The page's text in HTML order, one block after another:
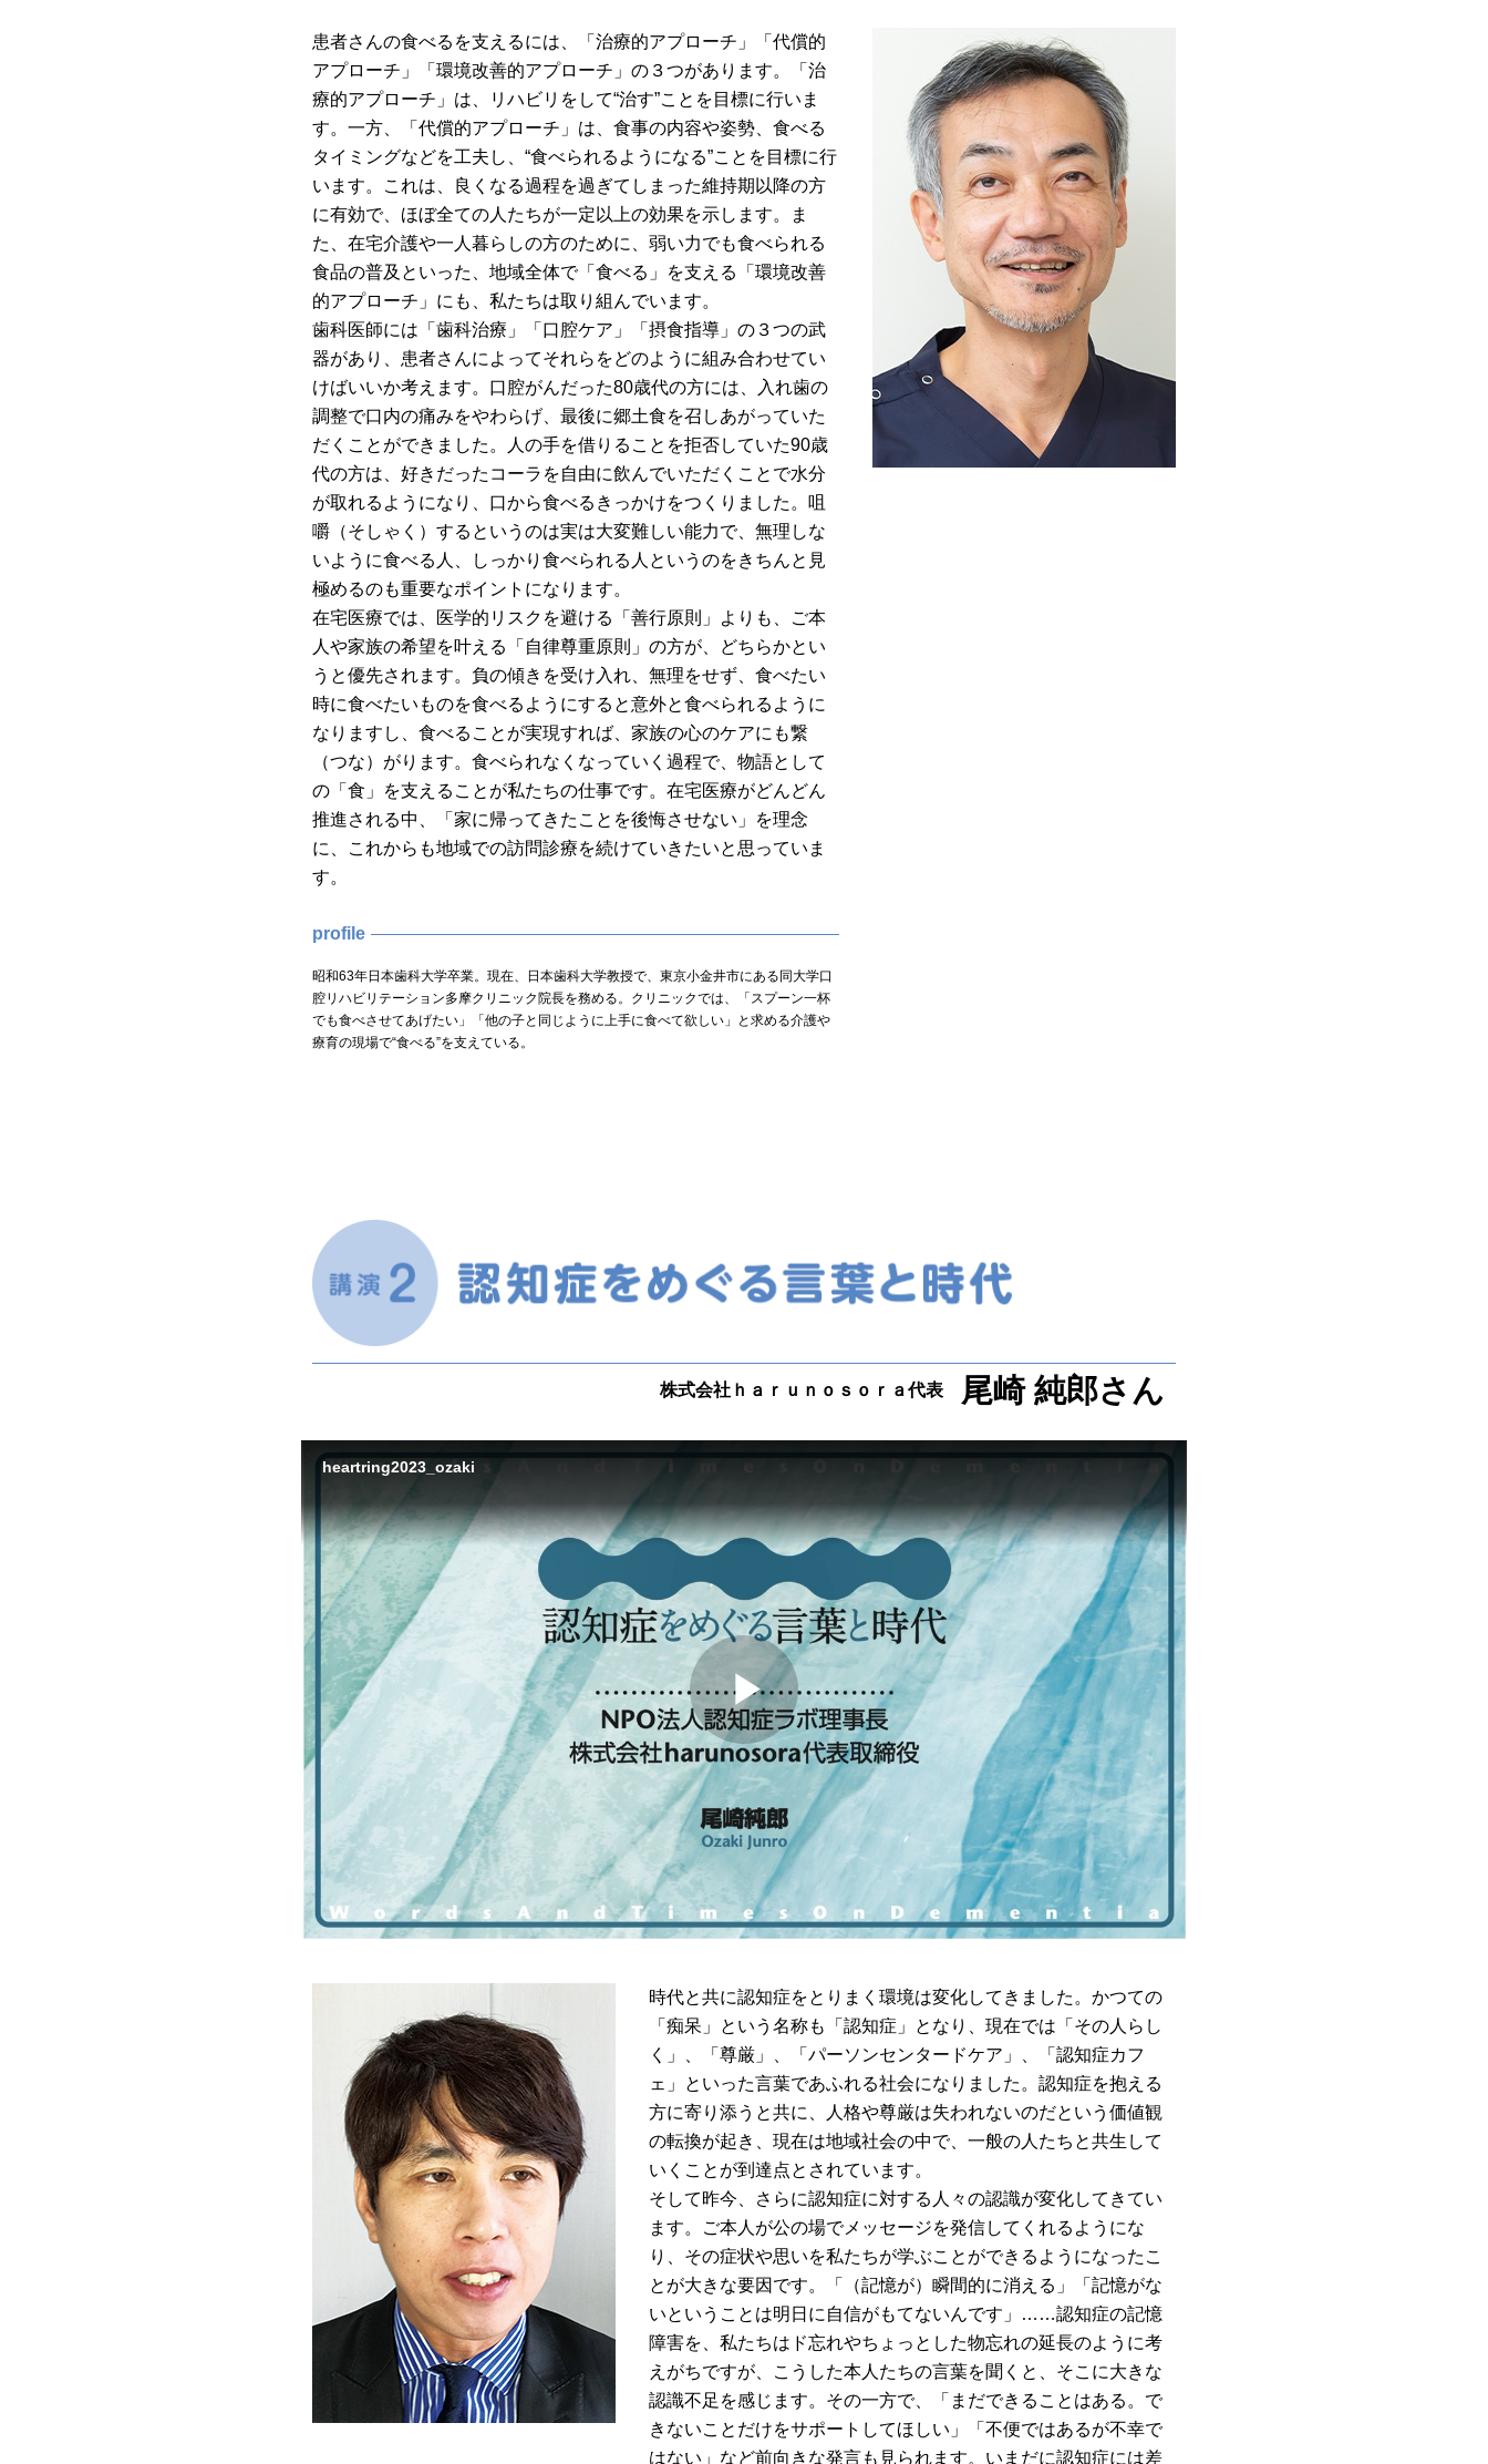
患者さんの食べるを支えるには、「治療的アプローチ」「代償的
アプローチ」「環境改善的アプローチ」の３つがあります。「治
療的アプローチ」は、リハビリをして“治す”ことを目標に行いま
す。一方、「代償的アプローチ」は、食事の内容や姿勢、食べる
タイミングなどを工夫し、“食べられるようになる”ことを目標に行
います。これは、良くなる過程を過ぎてしまった維持期以降の方
に有効で、ほぼ全ての人たちが一定以上の効果を示します。ま
た、在宅介護や一人暮らしの方のために、弱い力でも食べられる
食品の普及といった、地域全体で「食べる」を支える「環境改善
的アプローチ」にも、私たちは取り組んでいます。
歯科医師には「歯科治療」「口腔ケア」「摂食指導」の３つの武
器があり、患者さんによってそれらをどのように組み合わせてい
けばいいか考えます。口腔がんだった80歳代の方には、入れ歯の
調整で口内の痛みをやわらげ、最後に郷土食を召しあがっていた
だくことができました。人の手を借りることを拒否していた90歳
代の方は、好きだったコーラを自由に飲んでいただくことで水分
が取れるようになり、口から食べるきっかけをつくりました。咀
嚼（そしゃく）するというのは実は大変難しい能力で、無理しな
いように食べる人、しっかり食べられる人というのをきちんと見
極めるのも重要なポイントになります。
在宅医療では、医学的リスクを避ける「善行原則」よりも、ご本
人や家族の希望を叶える「自律尊重原則」の方が、どちらかとい
うと優先されます。負の傾きを受け入れ、無理をせず、食べたい
時に食べたいものを食べるようにすると意外と食べられるように
なりますし、食べることが実現すれば、家族の心のケアにも繋
（つな）がります。食べられなくなっていく過程で、物語として
の「食」を支えることが私たちの仕事です。在宅医療がどんどん
推進される中、「家に帰ってきたことを後悔させない」を理念
に、これからも地域での訪問診療を続けていきたいと思っていま
す。
profile
昭和63年日本歯科大学卒業。現在、日本歯科大学教授で、東京小金井市にある同大学口
腔リハビリテーション多摩クリニック院長を務める。クリニックでは、「スプーン一杯
でも食べさせてあげたい」「他の子と同じように上手に食べて欲しい」と求める介護や
療育の現場で“食べる”を支えている。
株式会社ｈａｒｕｎｏｓｏｒａ代表 尾崎 純郎さん
heartring2023_ozaki
Play
Video
時代と共に認知症をとりまく環境は変化してきました。かつての
「痴呆」という名称も「認知症」となり、現在では「その人らし
く」、「尊厳」、「パーソンセンタードケア」、「認知症カフ
ェ」といった言葉であふれる社会になりました。認知症を抱える
方に寄り添うと共に、人格や尊厳は失われないのだという価値観
の転換が起き、現在は地域社会の中で、一般の人たちと共生して
いくことが到達点とされています。
そして昨今、さらに認知症に対する人々の認識が変化してきてい
ます。ご本人が公の場でメッセージを発信してくれるようにな
り、その症状や思いを私たちが学ぶことができるようになったこ
とが大きな要因です。「（記憶が）瞬間的に消える」「記憶がな
いということは明日に自信がもてないんです」……認知症の記憶
障害を、私たちはド忘れやちょっとした物忘れの延長のように考
えがちですが、こうした本人たちの言葉を聞くと、そこに大きな
認識不足を感じます。その一方で、「まだできることはある。で
きないことだけをサポートしてほしい」「不便ではあるが不幸で
はない」など前向きな発言も見られます。いまだに認知症には差